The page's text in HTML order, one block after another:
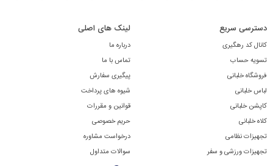
دسترسی سریع
کانال کد رهگیری
تسویه حساب
فروشگاه خلبانی
لباس خلبانی
کاپشن خلبانی
کلاه خلبانی
تجهیزات نظامی
تجهیزات ورزشی و سفر
لینک های اصلی
درباره ما
تماس با ما
پیگیری سفارش
شیوه های پرداخت
قوانین و مقررات
حریم خصوصی
درخواست مشاوره
سوالات متداول